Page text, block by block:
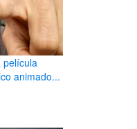
película
animado...